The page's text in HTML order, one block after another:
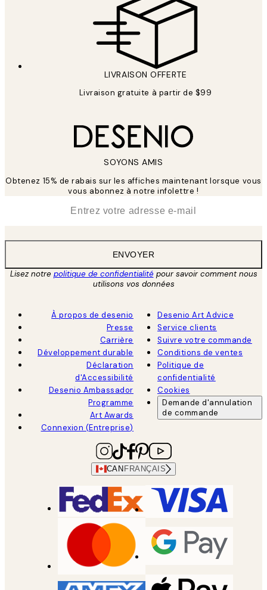
LIVRAISON OFFERTE
Livraison gratuite à partir de $99
SOYONS AMIS
Obtenez 15% de rabais sur les affiches maintenant lorsque vous
vous abonnez à notre infolettre !
ENVOYER
Lisez notre politique de confidentialitépour savoir comment nous
utilisons vos données
À propos de desenio
Presse
Carrière
Développement durable
Déclaration
d'Accessibilité
Desenio Ambassador
Programme
Art Awards
Connexion (Entreprise)
Desenio Art Advice
Service clients
Suivre votre commande
Conditions de ventes
Politique de
confidentialité
Cookies
Demande d'annulation
de commande
CAN FRANÇAIS